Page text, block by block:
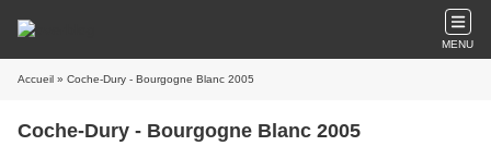
MENU
Accueil » Coche-Dury - Bourgogne Blanc 2005
Coche-Dury - Bourgogne Blanc 2005